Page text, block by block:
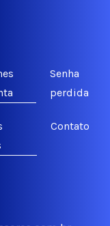
Senha
perdida
Contato